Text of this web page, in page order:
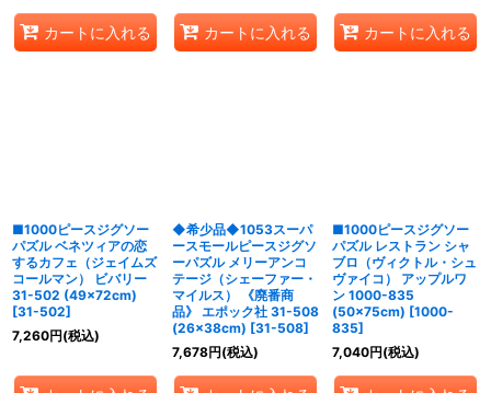
カートに入れる カートに入れる カートに入れる
■1000ピースジグソー
パズル ベネツィアの恋
するカフェ（ジェイムズ
コールマン） ビバリー
31-502 (49×72cm)
[31-502]
7,260円(税込)
◆希少品◆1053スーパ
ースモールピースジグソ
ーパズル メリーアンコ
テージ（シェーファー・
マイルス） 《廃番商
品》 エポック社 31-508
(26×38cm) [31-508]
7,678円(税込)
■1000ピースジグソー
パズル レストラン シャ
ブロ（ヴィクトル・シュ
ヴァイコ） アップルワ
ン 1000-835
(50×75cm) [1000-
835]
7,040円(税込)